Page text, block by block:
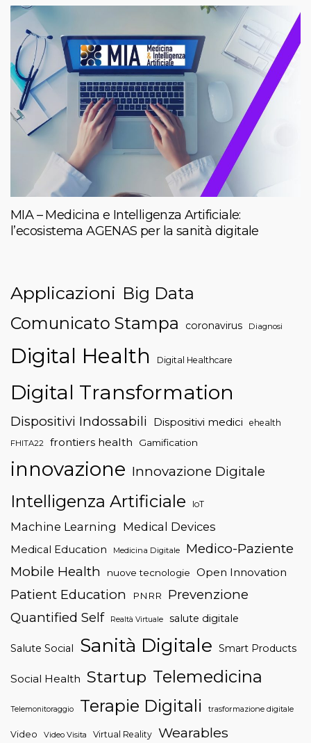
MIA – Medicina e Intelligenza Artificiale:
l’ecosistema AGENAS per la sanità digitale
Applicazioni Big Data
Comunicato Stampa
coronavirus Diagnosi
Digital Health Digital Healthcare
Digital Transformation
Dispositivi Indossabili Dispositivi medici ehealth
FHITA22 frontiers health Gamification
innovazione Innovazione Digitale
Intelligenza Artificiale IoT
Machine Learning Medical Devices
Medical Education Medicina Digitale
Medico-Paziente
Mobile Health
nuove tecnologie Open Innovation
Patient Education PNRR
Prevenzione
Quantified Self
Realtà Virtuale salute digitale
Salute Social Sanità Digitale Smart Products
Social Health Startup Telemedicina
Telemonitoraggio Terapie Digitali trasformazione digitale
Video Video Visita Virtual Reality Wearables